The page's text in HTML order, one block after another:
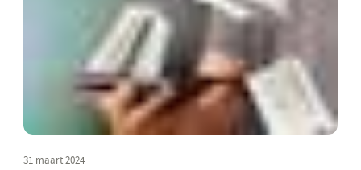
31 maart 2024